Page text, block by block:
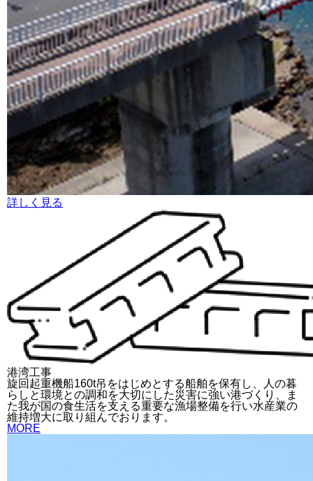
詳しく見る
港湾工事
旋回起重機船160t吊をはじめとする船舶を保有し、人の暮
らしと環境との調和を大切にした災害に強い港づくり、ま
た我が国の食生活を支える重要な漁場整備を行い水産業の
維持増大に取り組んでおります。
MORE